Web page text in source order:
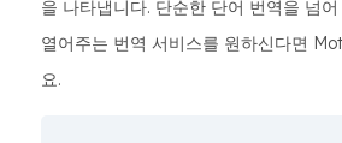
을 나타냅니다. 단순한 단어 번역을 넘
열어주는 번역 서비스를 원하신다면
요.